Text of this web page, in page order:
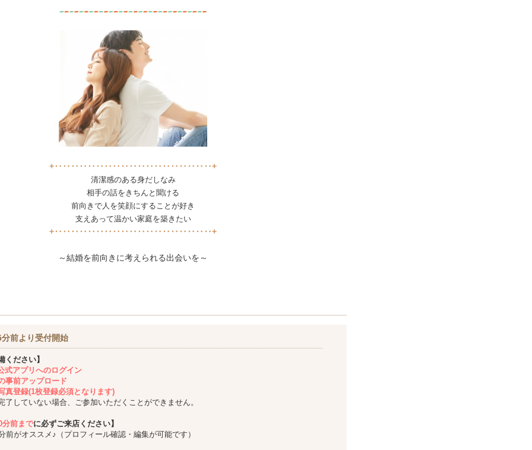
+‥‥‥‥‥‥‥‥‥‥‥‥‥‥‥‥‥‥‥+
清潔感のある身だしなみ
相手の話をきちんと聞ける
前向きで人を笑顔にすることが好き
支えあって温かい家庭を築きたい
+‥‥‥‥‥‥‥‥‥‥‥‥‥‥‥‥‥‥‥+
～結婚を前向きに考えられる出会いを～
前より受付開始
ください】
アプリへのログイン
事前アップロード
真登録(1枚登録必須となります)
ていない場合、ご参加いただくことができません。
分前までに必ずご来店ください】
前がオススメ♪（プロフィール確認・編集が可能です）